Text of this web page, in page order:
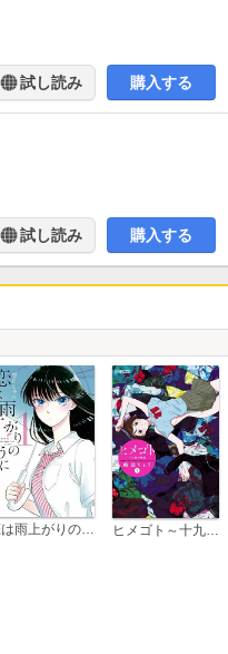
試し読み 購入する
試し読み 購入する
恋は雨上がりのように